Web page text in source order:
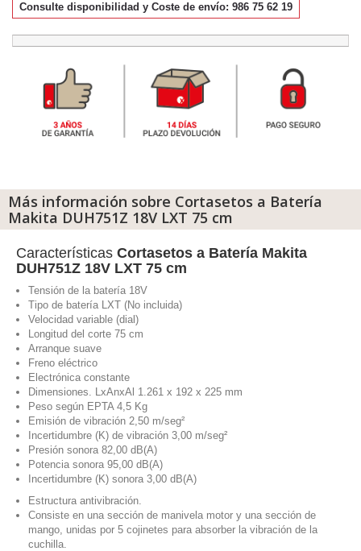
Consulte disponibilidad y Coste de envío: 986 75 62 19
Más información sobre Cortasetos a Batería
Makita DUH751Z 18V LXT 75 cm
Características Cortasetos a Batería Makita
DUH751Z 18V LXT 75 cm
Tensión de la batería 18V
Tipo de batería LXT (No incluida)
Velocidad variable (dial)
Longitud del corte 75 cm
Arranque suave
Freno eléctrico
Electrónica constante
Dimensiones. LxAnxAl 1.261 x 192 x 225 mm
Peso según EPTA 4,5 Kg
Emisión de vibración 2,50 m/seg²
Incertidumbre (K) de vibración 3,00 m/seg²
Presión sonora 82,00 dB(A)
Potencia sonora 95,00 dB(A)
Incertidumbre (K) sonora 3,00 dB(A)
Estructura antivibración.
Consiste en una sección de manivela motor y una sección de
mango, unidas por 5 cojinetes para absorber la vibración de la
cuchilla.